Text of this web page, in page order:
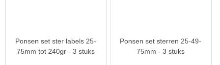
Ponsen set ster labels 25-
75mm tot 240gr - 3 stuks
Ponsen set sterren 25-49-
75mm - 3 stuks